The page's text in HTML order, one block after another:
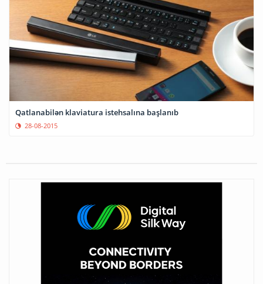
Qatlanabilən klaviatura istehsalına başlanıb
28-08-2015